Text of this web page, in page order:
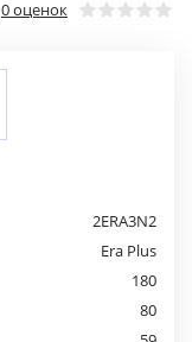
0 оценок
2ERA3N2
Era Plus
180
80